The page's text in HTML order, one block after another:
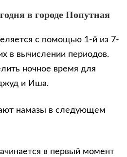
в городе Попутная
с помощью 1-й из 7-
в вычислении периодов.
ночное время для
и Иша.
намазы в следующем
в первый момент